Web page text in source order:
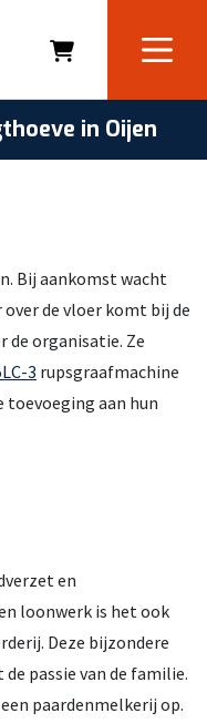
in Oijen
Bij aankomst wacht
de vloer komt bij de
de organisatie. Ze
3 rupsgraafmachine
toevoeging aan hun
en
loonwerk is het ook
Deze bijzondere
passie van de familie.
paardenmelkerij op.